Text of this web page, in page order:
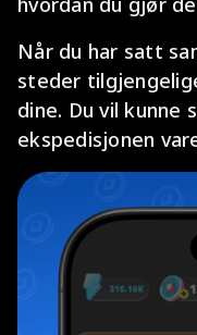
Når du har satt
steder
dine. Du vil kunne
ekspedisjonen